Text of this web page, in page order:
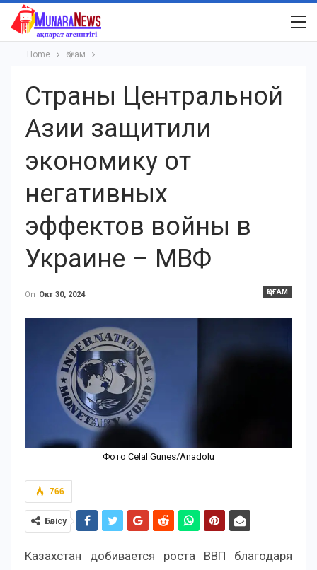
Home Қоғам
Страны Центральной
Азии защитили
экономику от
негативных
эффектов войны в
Украине – МВФ
ҚОҒАМ
On Окт 30, 2024
Фото Celal Gunes/Anadolu
766
Бөлісу
Казахстан добивается роста ВВП благодаря